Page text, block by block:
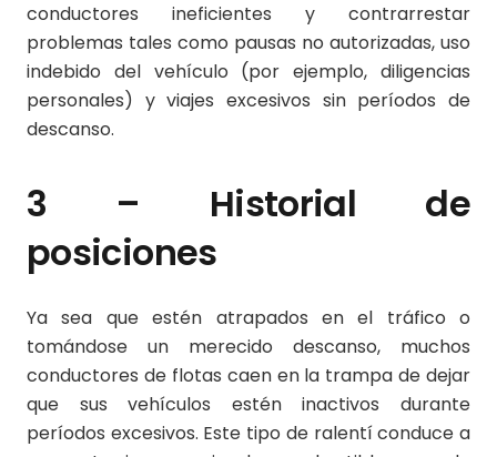
conductores ineficientes y contrarrestar
problemas tales como pausas no autorizadas, uso
indebido del vehículo (por ejemplo, diligencias
personales) y viajes excesivos sin períodos de
descanso.
3 – Historial de
posiciones
Ya sea que estén atrapados en el tráfico o
tomándose un merecido descanso, muchos
conductores de flotas caen en la trampa de dejar
que sus vehículos estén inactivos durante
períodos excesivos. Este tipo de ralentí conduce a